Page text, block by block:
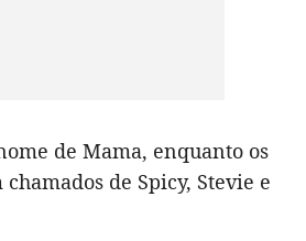
de Mama, enquanto os
de Spicy, Stevie e